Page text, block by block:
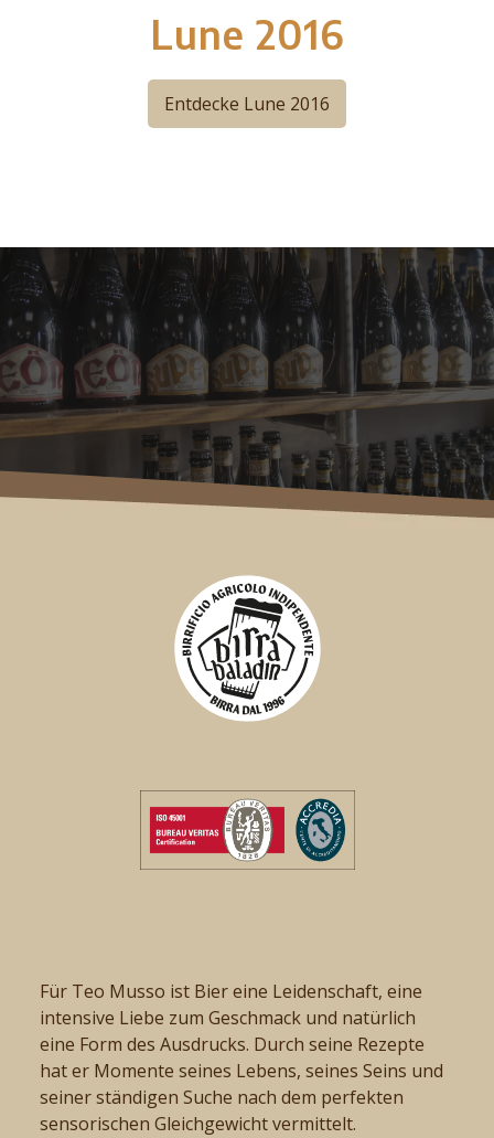
Lune 2016
Entdecke Lune 2016
Für Teo Musso ist Bier eine Leidenschaft, eine
intensive Liebe zum Geschmack und natürlich
eine Form des Ausdrucks. Durch seine Rezepte
hat er Momente seines Lebens, seines Seins und
seiner ständigen Suche nach dem perfekten
sensorischen Gleichgewicht vermittelt.